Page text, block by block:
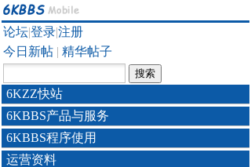
论坛|登录|注册
今日新帖 | 精华帖子
6KZZ快站
6KBBS产品与服务
6KBBS程序使用
运营资料